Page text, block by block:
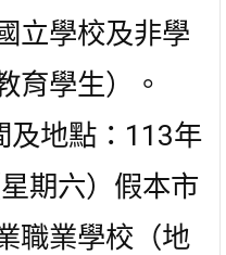
立學校及非學
育學生）。
及地點：113年
期六）假本市
職業學校（地